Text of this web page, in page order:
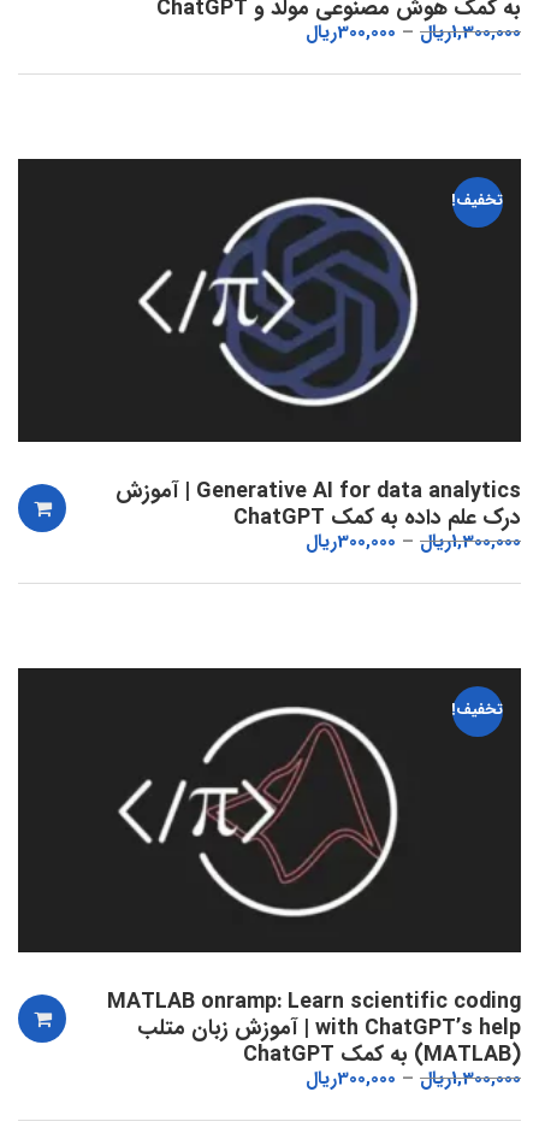
به کمک هوش مصنوعی مولد و ChatGPT
1,300,000ریال 300,000ریال
تخفیف!
Generative AI for data analytics | آموزش
درک علم داده به کمک ChatGPT
1,300,000ریال 300,000ریال
تخفیف!
MATLAB onramp: Learn scientific coding
with ChatGPT’s help | آموزش زبان متلب
(MATLAB) به کمک ChatGPT
1,300,000ریال 300,000ریال